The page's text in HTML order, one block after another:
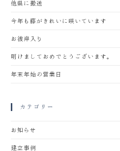
他県に搬送
今年も藤がきれいに咲いています
お彼岸入り
明けましておめでとうございます。
年末年始の営業日
カテゴリー
お知らせ
建立事例